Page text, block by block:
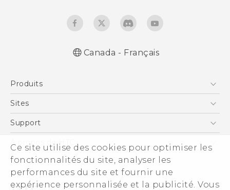
Ce site utilise des cookies pour optimiser les
fonctionnalités du site, analyser les
performances du site et fournir une
expérience personnalisée et la publicité. Vous
Canada - Français
Produits
5G
EXODUS
VIVE
VIVEPORT
Sites
HTC Dev
Support
Statut de la commande
Aide à la commande
À propos de HTC
ESG
Investisseurs (Anglais)